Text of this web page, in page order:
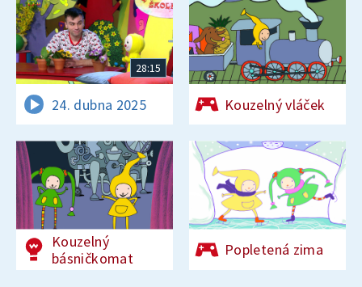
28:15
24. dubna 2025 Kouzelný vláček
Kouzelný
básničkomat
Popletená zima